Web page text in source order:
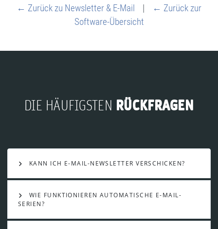
← Zurück zu Newsletter & E-Mail |
← Zurück zur
Software-Übersicht
DIE HÄUFIGSTEN RÜCKFRAGEN
KANN ICH E-MAIL-NEWSLETTER VERSCHICKEN?
WIE FUNKTIONIEREN AUTOMATISCHE E-MAIL-
SERIEN?